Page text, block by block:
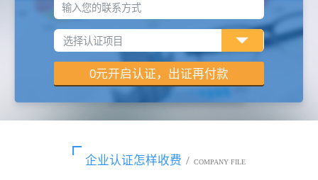
输入您的联系方式
企业认证怎样收费 / COMPANY FILE